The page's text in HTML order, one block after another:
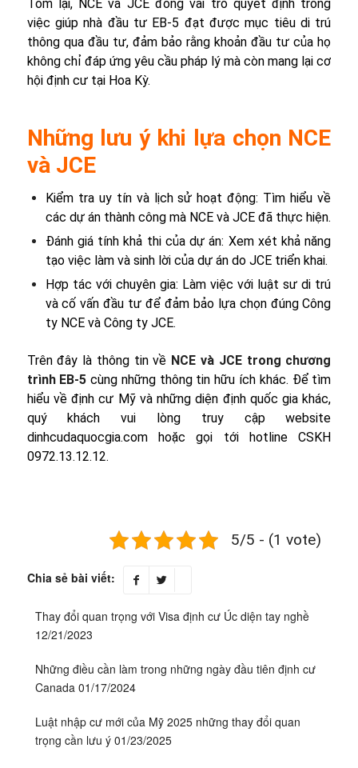
Tóm lại, NCE và JCE đóng vai trò quyết định trong
việc giúp nhà đầu tư EB-5 đạt được mục tiêu di trú
thông qua đầu tư, đảm bảo rằng khoản đầu tư của họ
không chỉ đáp ứng yêu cầu pháp lý mà còn mang lại cơ
hội định cư tại Hoa Kỳ.
Những lưu ý khi lựa chọn NCE
và JCE
Kiểm tra uy tín và lịch sử hoạt động: Tìm hiểu về
các dự án thành công mà NCE và JCE đã thực hiện.
Đánh giá tính khả thi của dự án: Xem xét khả năng
tạo việc làm và sinh lời của dự án do JCE triển khai.
Hợp tác với chuyên gia: Làm việc với luật sư di trú
và cố vấn đầu tư để đảm bảo lựa chọn đúng Công
ty NCE và Công ty JCE.
Trên đây là thông tin về NCE và JCE trong chương
trình EB-5 cùng những thông tin hữu ích khác. Để tìm
hiểu về định cư Mỹ và những diện định quốc gia khác,
quý khách vui lòng truy cập website
dinhcudaquocgia.com hoặc gọi tới hotline CSKH
0972.13.12.12.
5/5 - (1 vote)
Chia sẻ bài viết:
Thay đổi quan trọng với Visa định cư Úc diện tay nghề
12/21/2023
Những điều cần làm trong những ngày đầu tiên định cư
Canada 01/17/2024
Luật nhập cư mới của Mỹ 2025 những thay đổi quan
trọng cần lưu ý01/23/2025